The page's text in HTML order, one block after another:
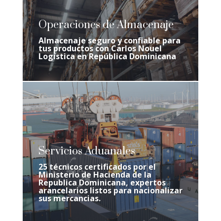
Operaciones de Almacenaje
Almacenaje seguro y confiable para
tus productos con Carlos Nouel
Logística en República Dominicana
Servicios Aduanales
25 técnicos certificados por el
Ministerio de Hacienda de la
Republica Dominicana, expertos
arancelarios listos para nacionalizar
sus mercancias.